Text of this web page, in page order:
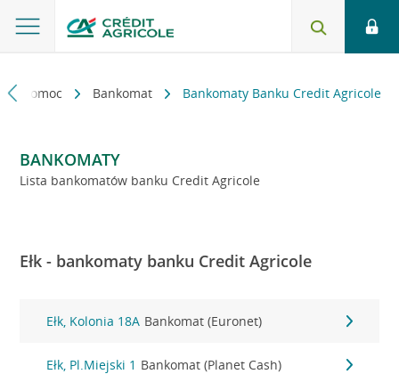
i pomoc Bankomat Bankomaty Banku Credit Agricole
BANKOMATY
Lista bankomatów banku Credit Agricole
Ełk - bankomaty banku Credit Agricole
Ełk, Kolonia 18A Bankomat (Euronet)
Ełk, Pl.Miejski 1 Bankomat (Planet Cash)